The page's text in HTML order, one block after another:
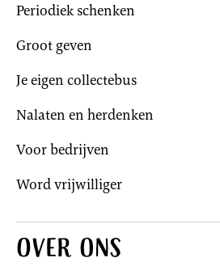
Periodiek schenken
Groot geven
Je eigen collectebus
Nalaten en herdenken
Voor bedrijven
Word vrijwilliger
Over ons